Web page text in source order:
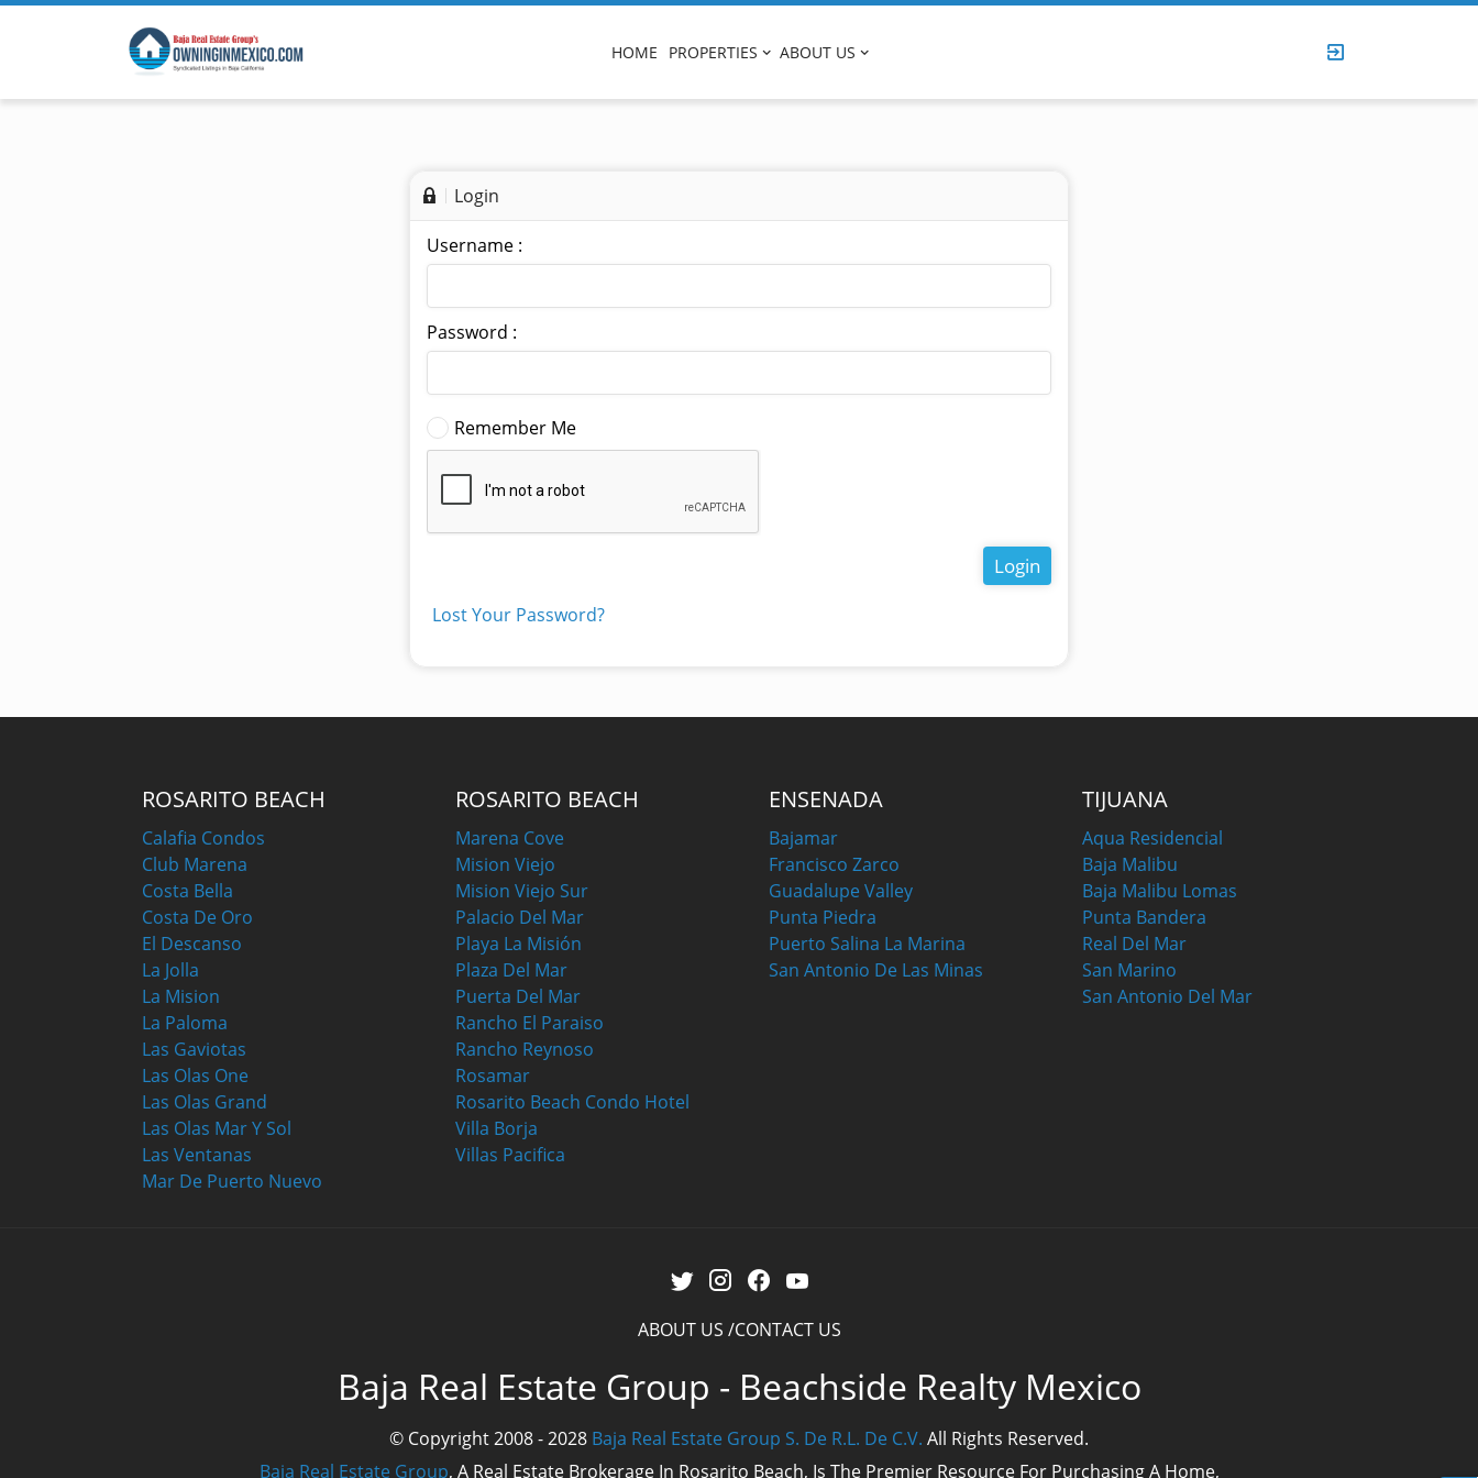
HOME PROPERTIES ABOUT US
Login
Username :
Password :
Remember Me
Login
Lost Your Password?
ROSARITO BEACH
Calafia Condos
Club Marena
Costa Bella
Costa De Oro
El Descanso
La Jolla
La Mision
La Paloma
Las Gaviotas
Las Olas One
Las Olas Grand
Las Olas Mar Y Sol
Las Ventanas
Mar De Puerto Nuevo
ROSARITO BEACH
Marena Cove
Mision Viejo
Mision Viejo Sur
Palacio Del Mar
Playa La Misión
Plaza Del Mar
Puerta Del Mar
Rancho El Paraiso
Rancho Reynoso
Rosamar
Rosarito Beach Condo Hotel
Villa Borja
Villas Pacifica
ENSENADA
Bajamar
Francisco Zarco
Guadalupe Valley
Punta Piedra
Puerto Salina La Marina
San Antonio De Las Minas
TIJUANA
Aqua Residencial
Baja Malibu
Baja Malibu Lomas
Punta Bandera
Real Del Mar
San Marino
San Antonio Del Mar
ABOUT US CONTACT US
Baja Real Estate Group - Beachside Realty Mexico
© Copyright 2008 - 2028 Baja Real Estate Group S. De R.L. De C.V. All Rights Reserved.
Baja Real Estate Group, A Real Estate Brokerage In Rosarito Beach, Is The Premier Resource For Purchasing A Home,